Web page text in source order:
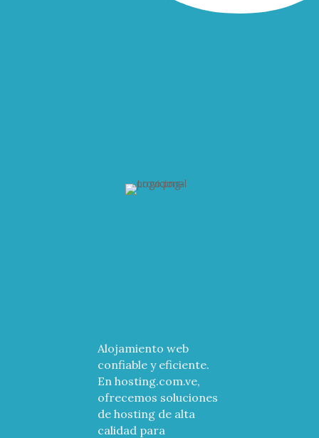
Alojamiento web
confiable y eficiente.
En hosting.com.ve,
ofrecemos soluciones
de hosting de alta
calidad para